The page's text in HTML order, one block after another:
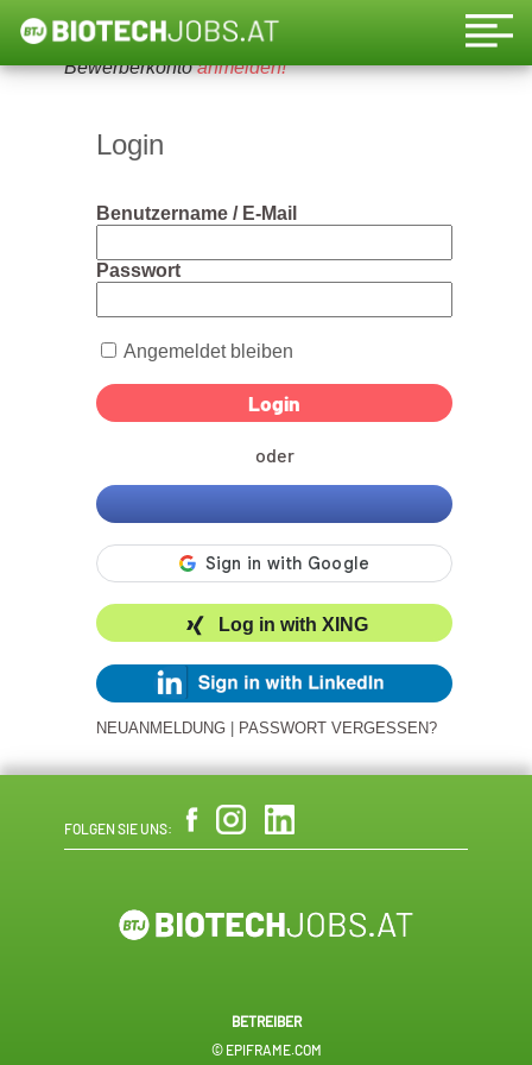
Um diese Funktion nutzen zu können, bitte ein
Bewerberkontoanmelden!
Login
Benutzername / E-Mail
Passwort
Angemeldet bleiben
oder
Log in with XING
NEUANMELDUNG PASSWORT VERGESSEN?
FOLGEN SIE UNS:
BETREIBER
© EPIFRAME.COM